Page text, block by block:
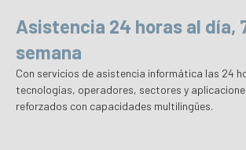
Asistencia 24 horas al día,
semana
Con servicios de asistencia informática las 24
tecnologías, operadores, sectores y
reforzados con capacidades multilingües.